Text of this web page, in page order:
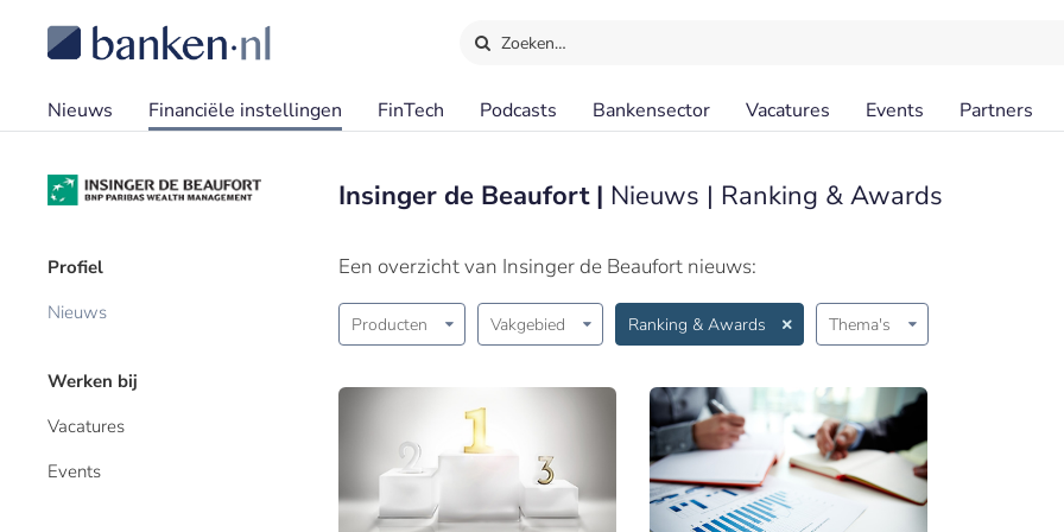
Zoeken…
Nieuws Financiële instellingen FinTech Podcasts Bankensector Vacatures Events Partners
Profiel
Nieuws
Werken bij
Vacatures
Events
Insinger de Beaufort | Nieuws | Ranking & Awards
Een overzicht van Insinger de Beaufort nieuws:
Producten Vakgebied Ranking & Awards Thema's